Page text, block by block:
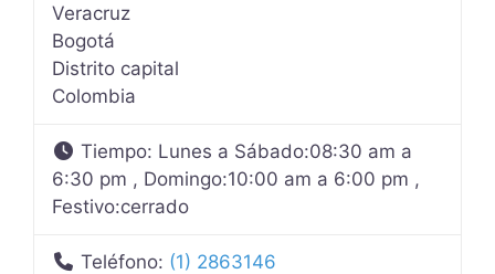
Veracruz
Bogotá
Distrito capital
Colombia
Tiempo: Lunes a Sábado:08:30 am a
6:30 pm , Domingo:10:00 am a 6:00 pm ,
Festivo:cerrado
Teléfono: (1) 2863146